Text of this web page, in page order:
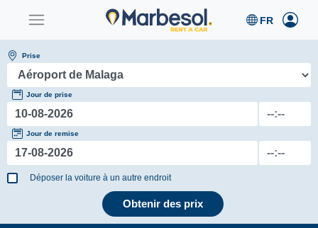
Prise
Jour de prise
Jour de remise
Déposer la voiture à un autre endroit
Obtenir des prix